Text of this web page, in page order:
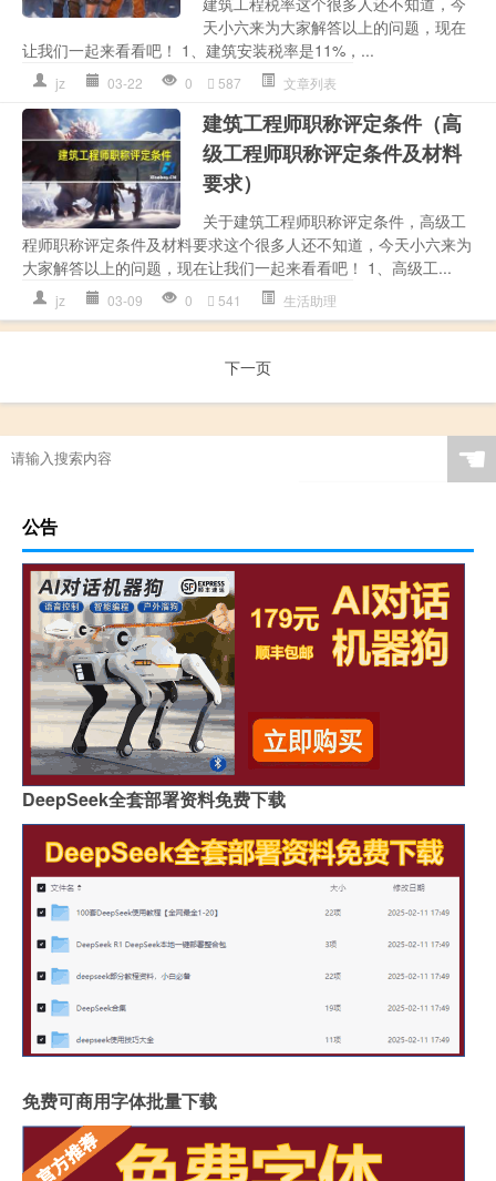
天小六来为大家解答以上的问题，现在
让我们一起来看看吧！ 1、建筑安装税率是11%，...
jz 03-22 0 587 文章列表
建筑工程师职称评定条件（高
级工程师职称评定条件及材料
要求）
关于建筑工程师职称评定条件，高级工
程师职称评定条件及材料要求这个很多人还不知道，今天小六来为
大家解答以上的问题，现在让我们一起来看看吧！ 1、高级工...
jz 03-09 0 541 生活助理
下一页
☚
公告
DeepSeek全套部署资料免费下载
免费可商用字体批量下载